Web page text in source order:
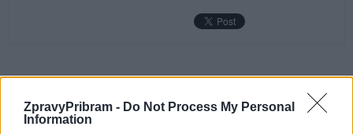
ZpravyPribram - Do Not Process My Personal
Information
Řidiči v Příbrami řeší: Kam
s autem? „Bez změn to
Archiv v Příbrami zve na